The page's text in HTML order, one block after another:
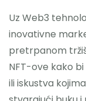
Uz Web3
inovativne
pretrpanom
NFT-ove kako
ili iskustva